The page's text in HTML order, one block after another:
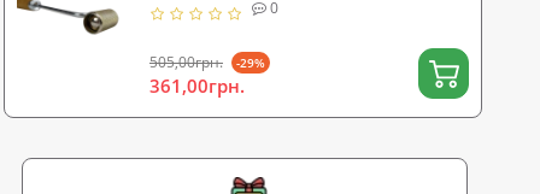
SoundProOFF (sp-0100)
0
505,00грн. -29%
361,00грн.